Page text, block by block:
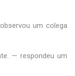
um colega
— respondeu um